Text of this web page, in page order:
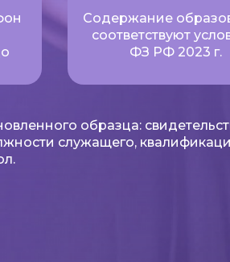
Содержание
соответствуют
ФЗ РФ 2023 г.
образца:
служащего,